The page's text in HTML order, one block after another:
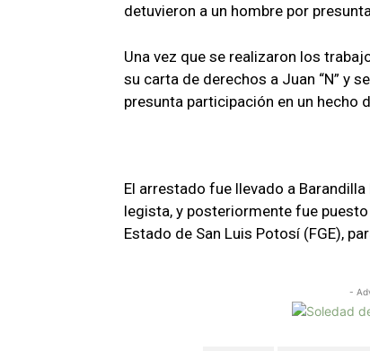
detuvieron a un hombre por
Una vez que se realizaron los
su carta de derechos a Juan “N” y
presunta participación en un hecho
El arrestado fue llevado a
legista, y posteriormente fue
Estado de San Luis Potosí (FGE),
-